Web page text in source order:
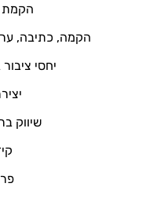
הקמת
הקמה, כתיבה,
יחסי
שיווק